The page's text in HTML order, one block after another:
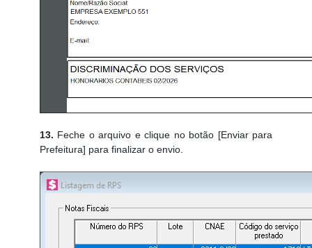
13. Feche o arquivo e clique no botão [Enviar para
Prefeitura] para finalizar o envio.